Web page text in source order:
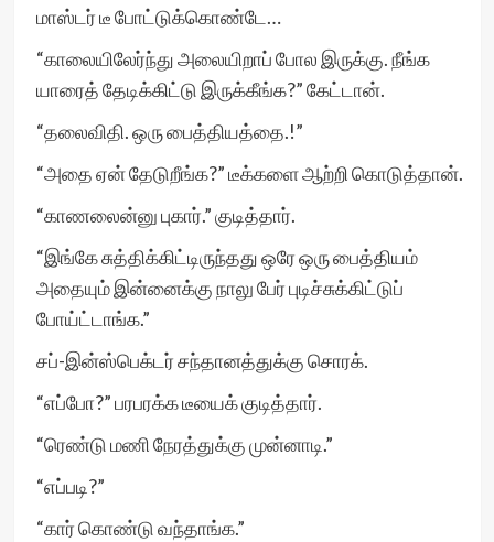
மாஸ்டர் டீ போட்டுக்கொண்டே…
“காலையிலேர்ந்து அலையிறாப் போல இருக்கு. நீங்க
யாரைத் தேடிக்கிட்டு இருக்கீங்க?” கேட்டான்.
“தலைவிதி. ஒரு பைத்தியத்தை.!”
“அதை ஏன் தேடுறீங்க?” டீக்களை ஆற்றி கொடுத்தான்.
“காணலைன்னு புகார்.” குடித்தார்.
“இங்கே சுத்திக்கிட்டிருந்தது ஒரே ஒரு பைத்தியம்
அதையும் இன்னைக்கு நாலு பேர் புடிச்சுக்கிட்டுப்
போய்ட்டாங்க.”
சப்-இன்ஸ்பெக்டர் சந்தானத்துக்கு சொரக்.
“எப்போ?” பரபரக்க டீயைக் குடித்தார்.
“ரெண்டு மணி நேரத்துக்கு முன்னாடி.”
“எப்படி?”
“கார் கொண்டு வந்தாங்க.”